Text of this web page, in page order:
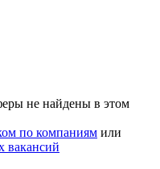
не найдены в этом
по компаниям или
вакансий